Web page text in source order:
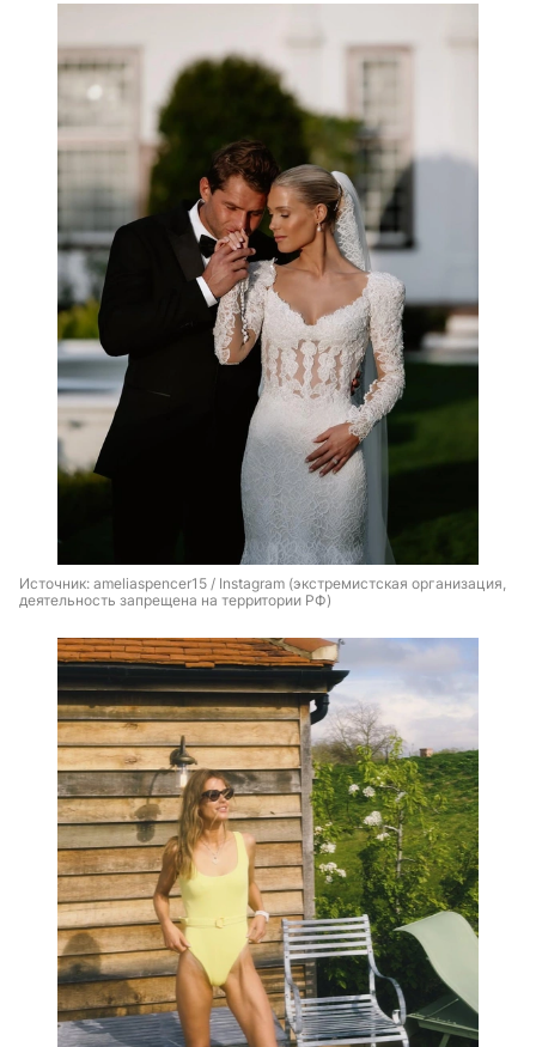
Источник: ameliaspencer15 / Instagram (экстремистская организация,
деятельность запрещена на территории РФ)